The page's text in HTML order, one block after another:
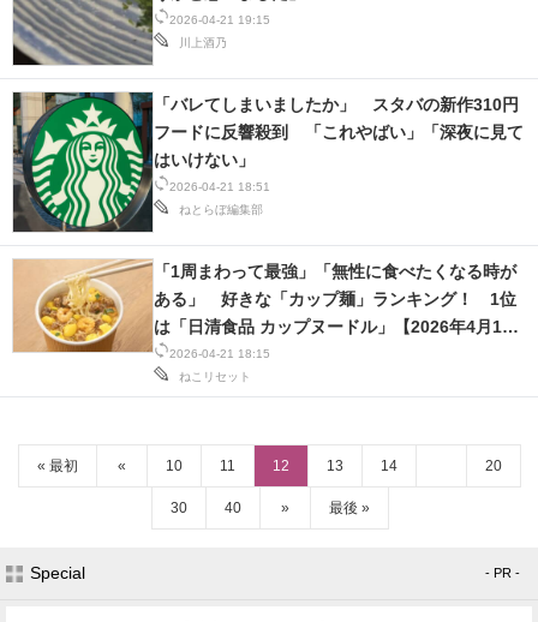
2026-04-21 19:15
川上酒乃
2026-04-21 18:51
ねとらぼ編集部
「バレてしまいましたか」 スタバの新作310円
フードに反響殺到 「これやばい」「深夜に見て
はいけない」
2026-04-21 18:15
ねこリセット
「1周まわって最強」「無性に食べたくなる時が
ある」 好きな「カップ麺」ランキング！ 1位
は「日清食品 カップヌードル」【2026年4月14
日時点】
« 最初 « 10 11 12 13 14 20
30 40 » 最後 »
Special - PR -